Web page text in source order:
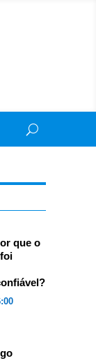
que o